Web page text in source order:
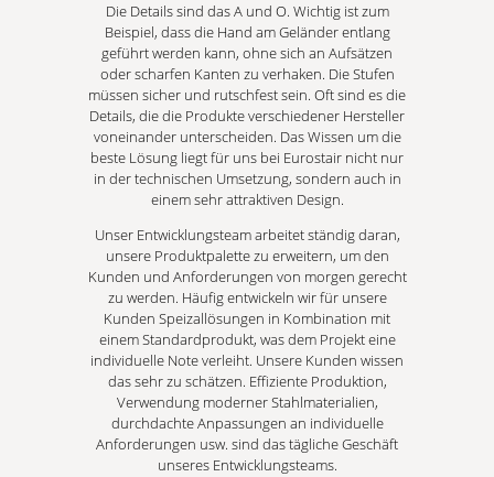
Die Details sind das A und O. Wichtig ist zum
Beispiel, dass die Hand am Geländer entlang
geführt werden kann, ohne sich an Aufsätzen
oder scharfen Kanten zu verhaken. Die Stufen
müssen sicher und rutschfest sein. Oft sind es die
Details, die die Produkte verschiedener Hersteller
voneinander unterscheiden. Das Wissen um die
beste Lösung liegt für uns bei Eurostair nicht nur
in der technischen Umsetzung, sondern auch in
einem sehr attraktiven Design.
Unser Entwicklungsteam arbeitet ständig daran,
unsere Produktpalette zu erweitern, um den
Kunden und Anforderungen von morgen gerecht
zu werden. Häufig entwickeln wir für unsere
Kunden Speizallösungen in Kombination mit
einem Standardprodukt, was dem Projekt eine
individuelle Note verleiht. Unsere Kunden wissen
das sehr zu schätzen. Effiziente Produktion,
Verwendung moderner Stahlmaterialien,
durchdachte Anpassungen an individuelle
Anforderungen usw. sind das tägliche Geschäft
unseres Entwicklungsteams.